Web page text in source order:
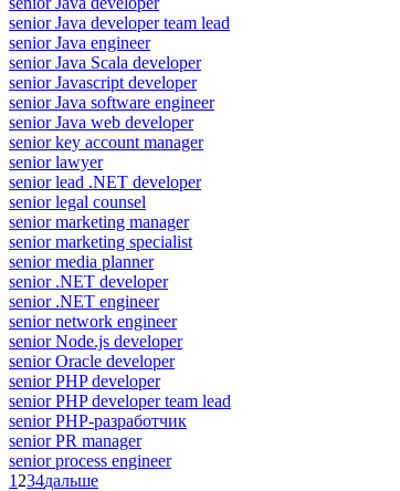
senior Java developer team lead
senior Java engineer
senior Java Scala developer
senior Javascript developer
senior Java software engineer
senior Java web developer
senior key account manager
senior lawyer
senior lead .NET developer
senior legal counsel
senior marketing manager
senior marketing specialist
senior media planner
senior .NET developer
senior .NET engineer
senior network engineer
senior Node.js developer
senior Oracle developer
senior PHP developer
senior PHP developer team lead
senior PHP-разработчик
senior PR manager
senior process engineer
1 234дальше